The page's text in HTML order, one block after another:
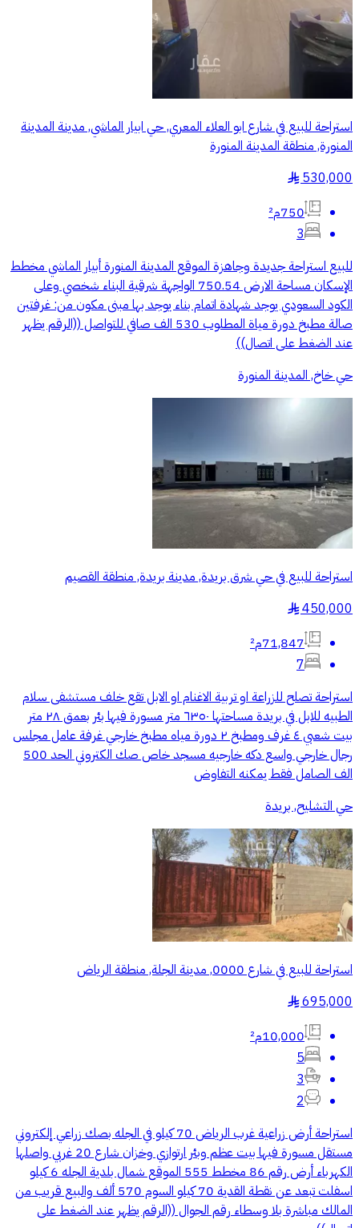
استراحة للبيع في شارع ابو العلاء المعري, حي ابيار الماشي, مدينة المدينة
المنورة, منطقة المدينة المنورة
530,000
§
750م²
3
للبيع استراحة جديدة وجاهزة الموقع المدينة المنورة أبيار الماشي مخطط
الإسكان مساحة الارض 750.54 الواجهة شرقية البناء شخصي وعلى
الكود السعودي يوجد شهادة اتمام بناء يوجد بها مبنى مكون من: غرفتين
صالة مطبخ دورة مياة المطلوب 530 الف صافي للتواصل ((الرقم يظهر
عند الضغط على اتصال))
حي خاخ, المدينة المنورة
استراحة للبيع في حي شرق بريدة, مدينة بريدة, منطقة القصيم
450,000
§
71,847م²
7
استراحة تصلح للزراعة او تربية الاغنام او الابل تقع خلف مستشفى سلام
الطبيه للابل في بريدة مساحتها ٦٣٥٠ متر مسورة فيها بئر بعمق ٢٨ متر
بيت شعبي ٤ غرف ومطبخ ٢ دورة مياه مطبخ خارجي غرفة عامل مجلس
رجال خارجي واسع دكه خارجيه مسجد خاص صك الكتروني الحد 500
الف الصامل فقط يمكنه التفاوض
حي التشليح, بريدة
استراحة للبيع في شارع 0000, مدينة الجلة, منطقة الرياض
695,000
§
10,000م²
5
3
2
استراحة أرض زراعية غرب الرياض 70 كيلو في الجله بصك زراعي إلكتروني
مستقل مسورة فيها بيت عظم وبئر ارتوازي وخزان شارع 20 غربي واصلها
الكهرباء أرض رقم 86 مخطط 555 الموقع شمال بلدية الجله 6 كيلو
اسفلت تبعد عن نقطة القدية 70 كيلو السوم 570 ألف والبيع قريب من
المالك مباشرة بلا وسطاء رقم الجوال ((الرقم يظهر عند الضغط على